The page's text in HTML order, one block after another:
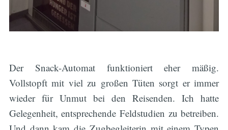
Der Snack-Automat funktioniert eher mäßig.
Vollstopft mit viel zu großen Tüten sorgt er immer
wieder für Unmut bei den Reisenden. Ich hatte
Gelegenheit, entsprechende Feldstudien zu betreiben.